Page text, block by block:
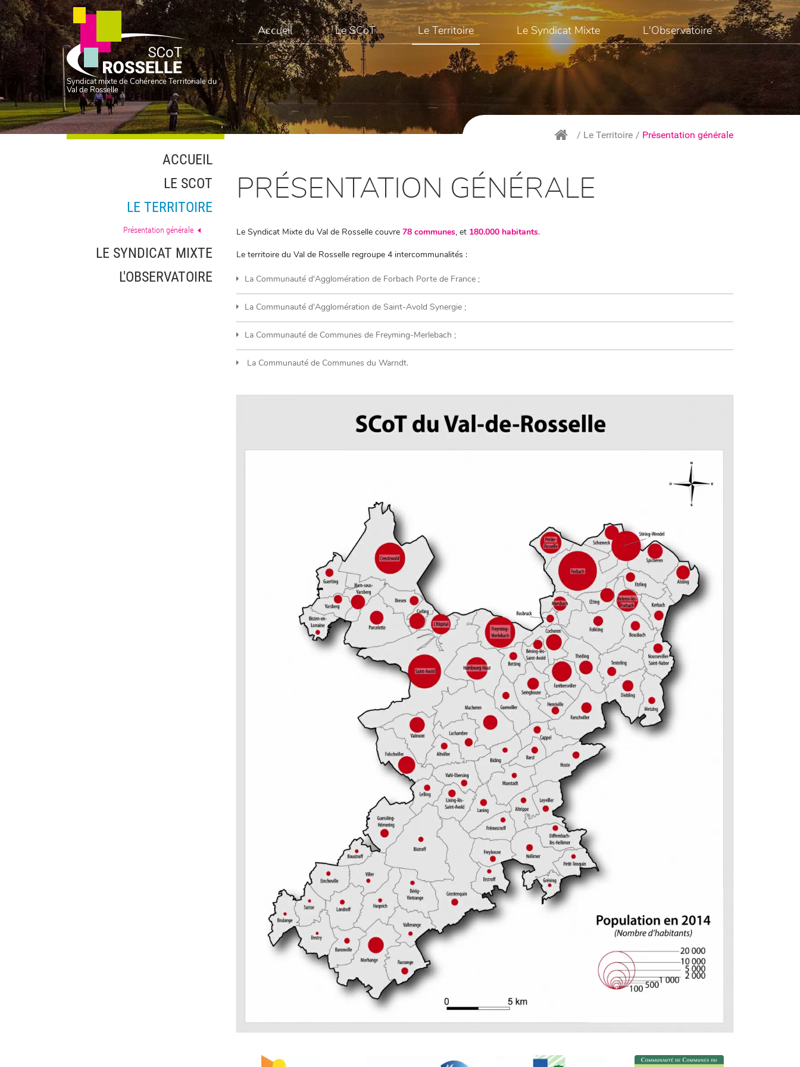
Syndicat mixte de Cohérence Territoriale du
Val de Rosselle
Accueil Le SCoT Le Territoire Le Syndicat Mixte L'Observatoire
ACCUEIL
LE SCOT
LE TERRITOIRE
Présentation générale
LE SYNDICAT MIXTE
L'OBSERVATOIRE
Le Territoire Présentation générale
PRÉSENTATION GÉNÉRALE
Le Syndicat Mixte du Val de Rosselle couvre 78 communes, et 180.000 habitants.
Le territoire du Val de Rosselle regroupe 4 intercommunalités :
La Communauté d'Agglomération de Forbach Porte de France ;
La Communauté d'Agglomération de Saint-Avold Synergie ;
La Communauté de Communes de Freyming-Merlebach ;
La Communauté de Communes du Warndt.